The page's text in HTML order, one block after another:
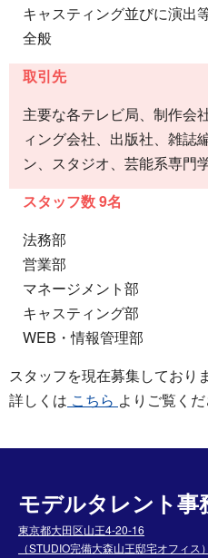
キャスティング並びに演出
全般
取引先
主要な各テレビ局、制作会
ィング会社、出版社、雑誌
ン、スタジオ、芸能系専門
スタッフ数 9名
法務部
営業部
マネージメント部
キャスティング部
WEB・情報管理部
スタッフを現在募集しておりま
詳しくは こちら よりご覧くだ
モデルタレント事
東京都大田区山王4-20-16
（STUDIO完備大森山王邸宅オフィス）